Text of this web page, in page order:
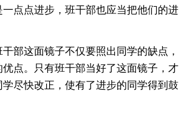
点点进步，班干部也应当把他们的进
部这面镜子不仅要照出同学的缺点，
点。只有班干部当好了这面镜子，才
尽快改正，使有了进步的同学得到鼓